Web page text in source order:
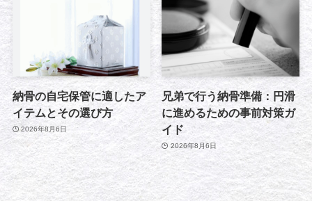
納骨の自宅保管に適したア
イテムとその選び方
2026年8月6日
兄弟で行う納骨準備：円滑
に進めるための事前対策ガ
イド
2026年8月6日